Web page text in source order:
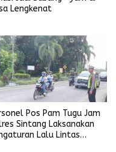
Lengkenat
Pos Pam Tugu Jam
Sintang Laksanakan
Lalu Lintas